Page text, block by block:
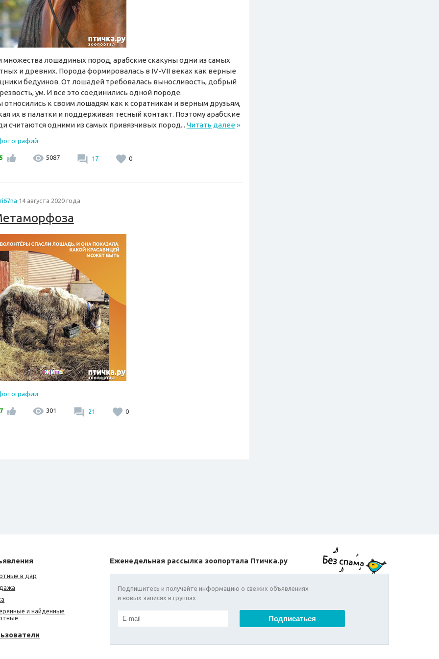
множества лошадиных пород, арабские скакуны одни из самых
и древних. Порода формировалась в IV-VII веках как верные
бедуинов. От лошадей требовалась выносливость, добрый
ум. И все это соединились одной породе.
относились к своим лошадям как к соратникам и верным друзьям,
их в палатки и поддерживая тесный контакт. Поэтому арабские
считаются одними из самых привязчивых пород... Читать далее»
5087 17 0
14 августа 2020 года
301 21 0
в дар
и найденные
Еженедельная рассылка зоопортала Птичка.ру
Подпишитесь и получайте информацию о свежих объявлениях
и новых записях в группах